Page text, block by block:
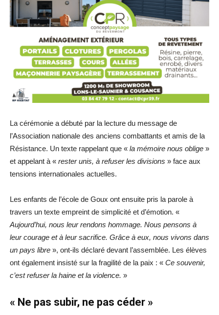
La cérémonie a débuté par la lecture du message de
l’Association nationale des anciens combattants et amis de la
Résistance. Un texte rappelant que « la mémoire nous oblige »
et appelant à « rester unis, à refuser les divisions » face aux
tensions internationales actuelles.
Les enfants de l’école de Goux ont ensuite pris la parole à
travers un texte empreint de simplicité et d’émotion. «
Aujourd’hui, nous leur rendons hommage. Nous pensons à
leur courage et à leur sacrifice. Grâce à eux, nous vivons dans
un pays libre », ont-ils déclaré devant l’assemblée. Les élèves
ont également insisté sur la fragilité de la paix : « Ce souvenir,
c’est refuser la haine et la violence. »
« Ne pas subir, ne pas céder »